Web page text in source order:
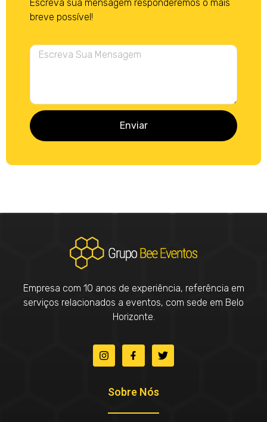
Escreva sua mensagem responderemos o mais
breve possível!
Enviar
Empresa com 10 anos de experiência, referência em
serviços relacionados a eventos, com sede em Belo
Horizonte.
Sobre Nós